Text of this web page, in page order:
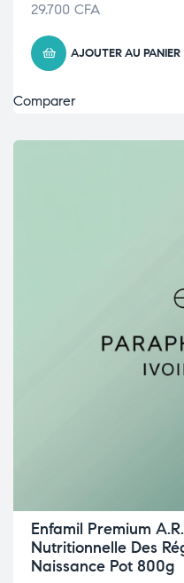
29.700 CFA
AJOUTER AU PANIER
Comparer
Enfamil Premium
Nutritionnelle Des
Naissance Pot 800g